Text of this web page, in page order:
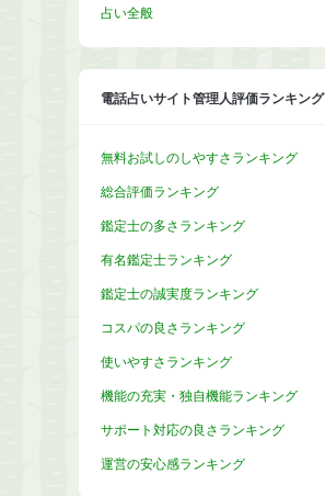
占い全般
電話占いサイト管理人評価ランキング
無料お試しのしやすさランキング
総合評価ランキング
鑑定士の多さランキング
有名鑑定士ランキング
鑑定士の誠実度ランキング
コスパの良さランキング
使いやすさランキング
機能の充実・独自機能ランキング
サポート対応の良さランキング
運営の安心感ランキング